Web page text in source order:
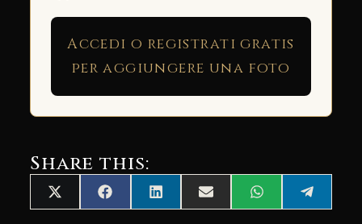
Accedi o registrati gratis
per aggiungere una foto
Share this:
Share
on
X
(Twitter)
Share
on
FacebookShare
on
LinkedInShare
on
Email Share
on
WhatsAppShare
on